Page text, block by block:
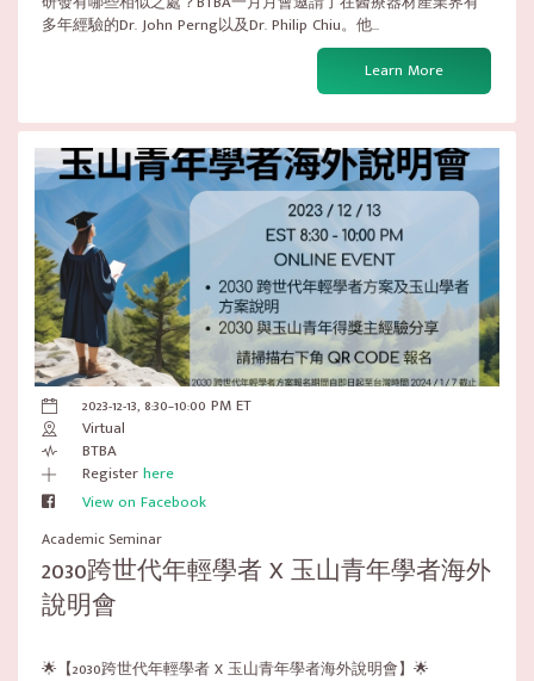
多年經驗的Dr. John Perng以及Dr. Philip Chiu。他...
Learn More
2023-12-13, 8:30–10:00 PM ET
Virtual
BTBA
Registerhere
View on Facebook
Academic Seminar
2030跨世代年輕學者 X 玉山青年學者海外
說明會
🌟【2030跨世代年輕學者 X 玉山青年學者海外說明會】🌟